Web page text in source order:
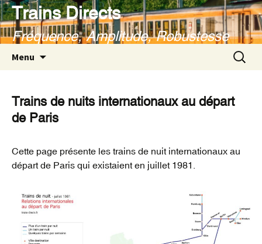
Aller
au
contenu
Trains Directs
Fréquence, Amplitude, Robustesse
Menu
Trains de nuits internationaux au départ
de Paris
Cette page présente les trains de nuit internationaux au
départ de Paris qui existaient en juillet 1981.